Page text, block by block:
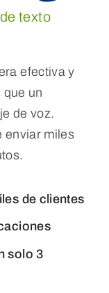
texto
efectiva y
un
de voz.
enviar miles
de clientes
solo 3